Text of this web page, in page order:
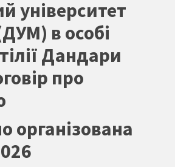
університет
в особі
Дандари
про
організована